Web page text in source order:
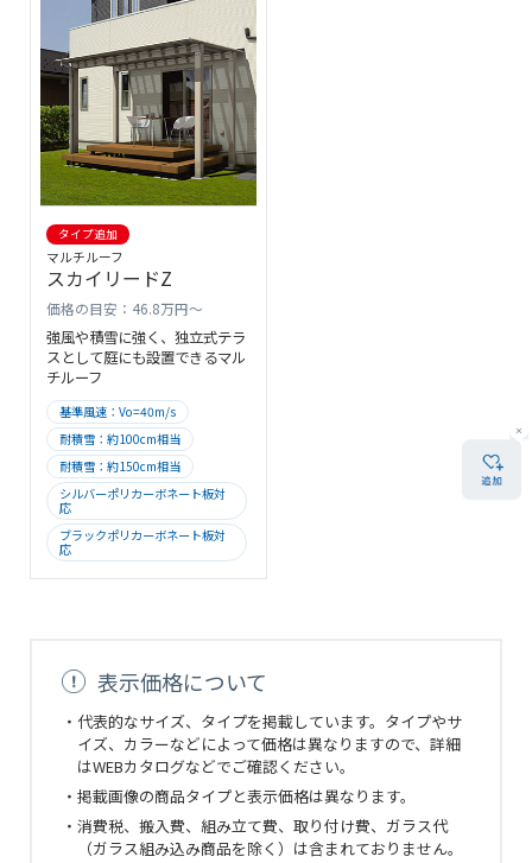
タイプ追加
マルチルーフ
スカイリードZ
価格の目安：46.8万円～
強風や積雪に強く、独立式テラ
スとして庭にも設置できるマル
チルーフ
基準風速：Vo=40m/s
耐積雪：約100cm相当
耐積雪：約150cm相当
シルバーポリカーボネート板対
応
ブラックポリカーボネート板対
応
表示価格について
・代表的なサイズ、タイプを掲載しています。タイプやサ
イズ、カラーなどによって価格は異なりますので、詳細
はWEBカタログなどでご確認ください。
・掲載画像の商品タイプと表示価格は異なります。
・消費税、搬入費、組み立て費、取り付け費、ガラス代
（ガラス組み込み商品を除く）は含まれておりません。